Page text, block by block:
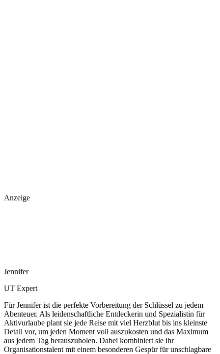
Anzeige
Jennifer
UT Expert
Für Jennifer ist die perfekte Vorbereitung der Schlüssel zu jedem
Abenteuer. Als leidenschaftliche Entdeckerin und Spezialistin für
Aktivurlaube plant sie jede Reise mit viel Herzblut bis ins kleinste
Detail vor, um jeden Moment voll auszukosten und das Maximum
aus jedem Tag herauszuholen. Dabei kombiniert sie ihr
Organisationstalent mit einem besonderen Gespür für unschlagbare